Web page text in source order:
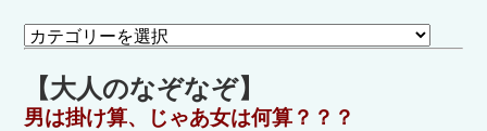
カ
テ
ゴ
リ
ー
【大人のなぞなぞ】
男は掛け算、じゃあ女は何算？？？